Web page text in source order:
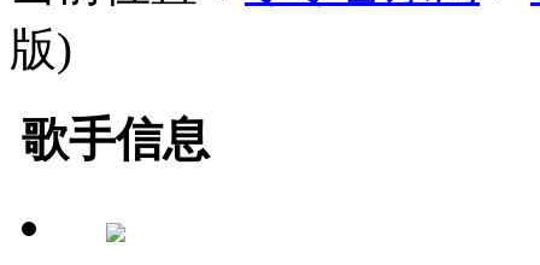
版)
歌手信息